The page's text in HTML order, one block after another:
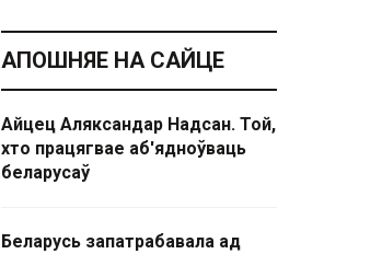
АПОШНЯЕ НА САЙЦЕ
Айцец Аляксандар Надсан. Той,
хто працягвае аб'ядноўваць
беларусаў
Беларусь запатрабавала ад